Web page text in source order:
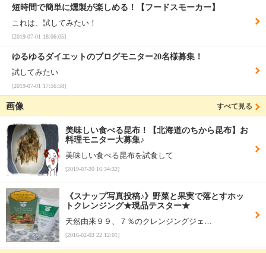
短時間で簡単に燻製が楽しめる！【フードスモーカー】
これは、試してみたい！
[2019-07-01 18:06:05]
ゆるゆるダイエットのブログモニター20名様募集！
試してみたい
[2019-07-01 17:56:58]
画像 すべて見る
美味しい食べる昆布！【北海道のちから昆布】お
料理モニター大募集♪
美味しい食べる昆布を試食して
[2019-07-20 16:34:32]
《スナップ写真投稿♪》野菜と果実で落とすホッ
トクレンジング★現品テスター★
天然由来９９、７％のクレンジングジェ…
[2016-02-03 22:12:01]